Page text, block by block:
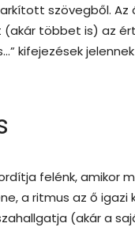
szövegből. Az
többet is) az
kifejezések
felénk, amikor
a ritmus az ő
(akár a